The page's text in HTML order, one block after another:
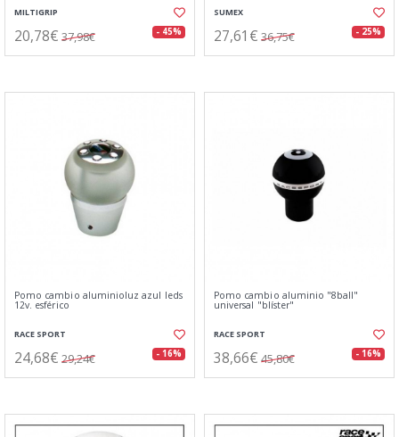
MILTIGRIP
20,78€ 37,98€ - 45%
SUMEX
27,61€ 36,75€ - 25%
Pomo cambio aluminioluz azul leds
12v. esférico
RACE SPORT
24,68€ 29,24€ - 16%
Pomo cambio aluminio "8ball"
universal "blíster"
RACE SPORT
38,66€ 45,80€ - 16%